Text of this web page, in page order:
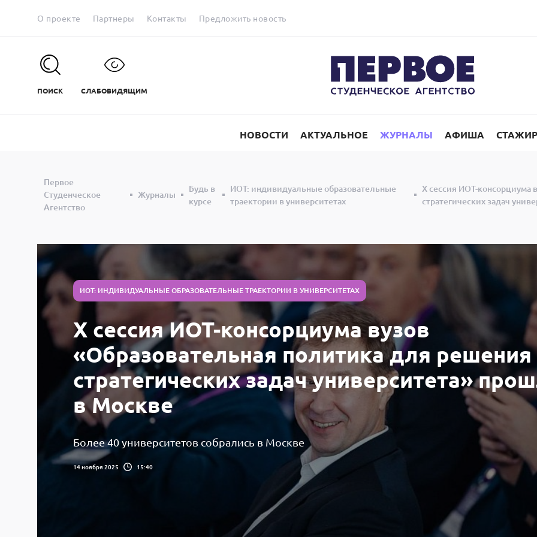
О проекте Партнеры Контакты Предложить новость
ПОИСК СЛАБОВИДЯЩИМ
НОВОСТИ АКТУАЛЬНОЕ ЖУРНАЛЫ АФИША
Первое
Студенческое
Агентство
Журналы
Будь в
курсе
ИОТ: индивидуальные образовательные
траектории в университетах
X сессия ИОТ-консорциума
стратегических задач
ИОТ: ИНДИВИДУАЛЬНЫЕ ОБРАЗОВАТЕЛЬНЫЕ ТРАЕКТОРИИ В УНИВЕРСИТЕТАХ
X сессия ИОТ-консорциума вузов
«Образовательная политика для решения
стратегических задач университета»
в Москве
Более 40 университетов собрались в Москве
14 ноября 2025 15:40